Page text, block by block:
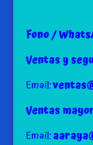
Fono /
Ventas y
Email:
Ventas
Email: